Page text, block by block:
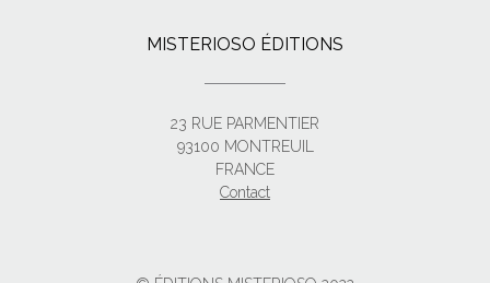
MISTERIOSO ÉDITIONS
23 RUE PARMENTIER
93100 MONTREUIL
FRANCE
Contact